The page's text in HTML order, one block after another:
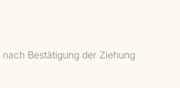
Bestätigung der Ziehung